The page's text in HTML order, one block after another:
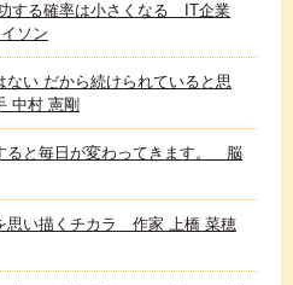
する確率は小さくなる IT企業
ソン
ない だから続けられていると思
中村 憲剛
ると毎日が変わってきます。 脳
思い描くチカラ 作家 上橋 菜穂